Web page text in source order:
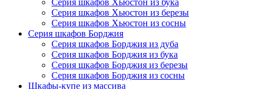
Серия шкафов Хьюстон из бука
Серия шкафов Хьюстон из березы
Серия шкафов Хьюстон из сосны
Серия шкафов Борджия
Серия шкафов Борджия из дуба
Серия шкафов Борджия из бука
Серия шкафов Борджия из березы
Серия шкафов Борджия из сосны
Шкафы-купе из массива